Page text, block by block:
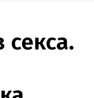
секса.